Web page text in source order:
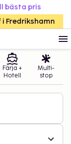
bästa pris
i Fredrikshamn
Färja +
Hotell
Multi-
stop